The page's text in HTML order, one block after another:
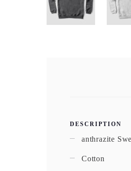
DESCRIPTION
anthrazite
Cotton